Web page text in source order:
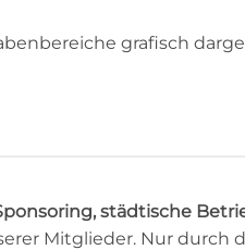
grafisch
städtische
Mitglieder. Nur durch